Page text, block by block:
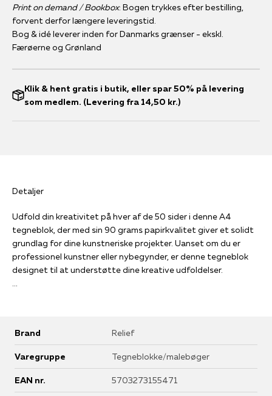
Print on demand / Bookbox: Bogen trykkes efter bestilling,
forvent derfor længere leveringstid.
Bog & idé leverer inden for Danmarks grænser - ekskl.
Færøerne og Grønland
Klik & hent gratis i butik, eller spar 50% på levering
som medlem. (Levering fra 14,50 kr.)
Detaljer
Udfold din kreativitet på hver af de 50 sider i denne A4
tegneblok, der med sin 90 grams papirkvalitet giver et solidt
grundlag for dine kunstneriske projekter. Uanset om du er
professionel kunstner eller nybegynder, er denne tegneblok
designet til at understøtte dine kreative udfoldelser.
• Masser af plads: 50 sider giver dig rigelig med plads til at
• Bærbar og praktisk: A4-formatet er ideelt til at tage med på
farten, så du kan tegne, hvor end inspirationen rammer dig.
Brand Relief
Varegruppe Tegneblokke/malebøger
EAN nr. 5703273155471